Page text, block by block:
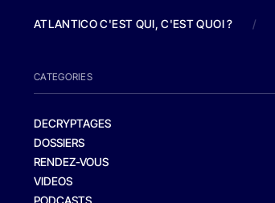
ATLANTICO C'EST QUI, C'EST QUOI ? /
CATEGORIES
DECRYPTAGES
DOSSIERS
RENDEZ-VOUS
VIDEOS
PODCASTS